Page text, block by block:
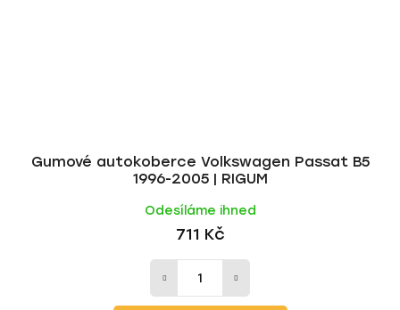
Gumové autokoberce Volkswagen Passat B5
1996-2005 | RIGUM
Odesíláme ihned
711 Kč